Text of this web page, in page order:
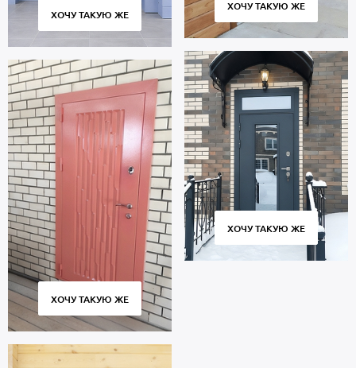
ХОЧУ ТАКУЮ ЖЕ
ХОЧУ ТАКУЮ ЖЕ
ХОЧУ ТАКУЮ ЖЕ
ХОЧУ ТАКУЮ ЖЕ